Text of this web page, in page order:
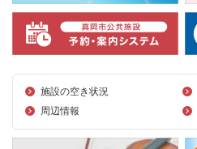
施設の空き状況
周辺情報